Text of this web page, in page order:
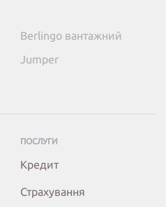
Berlingo вантажний
Jumper
ПОСЛУГИ
Кредит
Страхування